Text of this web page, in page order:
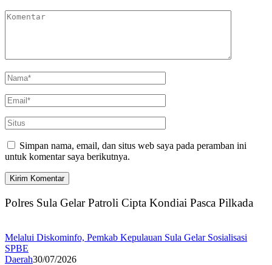
Simpan nama, email, dan situs web saya pada peramban ini
untuk komentar saya berikutnya.
Polres Sula Gelar Patroli Cipta Kondiai Pasca Pilkada
Melalui Diskominfo, Pemkab Kepulauan Sula Gelar Sosialisasi
SPBE
Daerah30/07/2026